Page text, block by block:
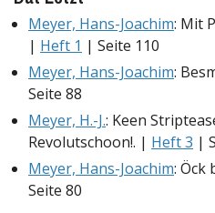
Meyer, Hans-Joachim: Mit
| Heft 1 | Seite 110
Meyer, Hans-Joachim:
Seite 88
Meyer, H.-J.: Keen
Revolutschoon!. | Heft 3 |
Meyer, Hans-Joachim: Öck
Seite 80